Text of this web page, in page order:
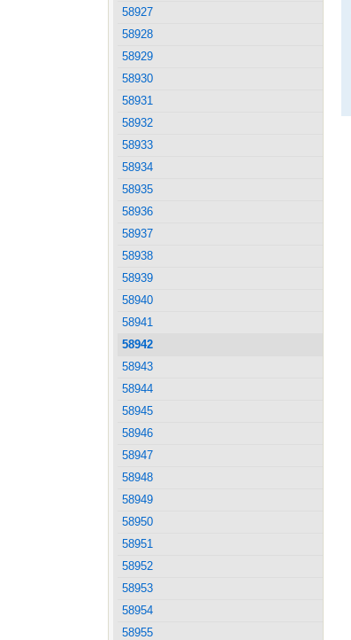
58927
58928
58929
58930
58931
58932
58933
58934
58935
58936
58937
58938
58939
58940
58941
58942
58943
58944
58945
58946
58947
58948
58949
58950
58951
58952
58953
58954
58955